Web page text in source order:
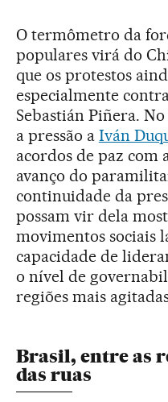
O termômetro da
populares virá do
que os protestos
especialmente
Sebastián Piñera.
a pressão a Iván
acordos de paz com
avanço do
continuidade da
possam vir dela
movimentos sociais
capacidade de
o nível de
regiões mais
Brasil, entre as
das ruas